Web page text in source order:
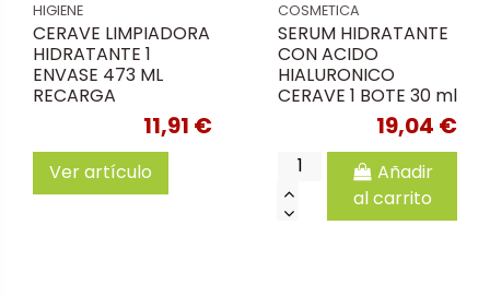
HIGIENE
CERAVE LIMPIADORA
HIDRATANTE 1
ENVASE 473 ML
RECARGA
11,91 €
Ver artículo
COSMETICA
SERUM HIDRATANTE
CON ACIDO
HIALURONICO
CERAVE 1 BOTE 30 ml
19,04 €
Añadir
al carrito